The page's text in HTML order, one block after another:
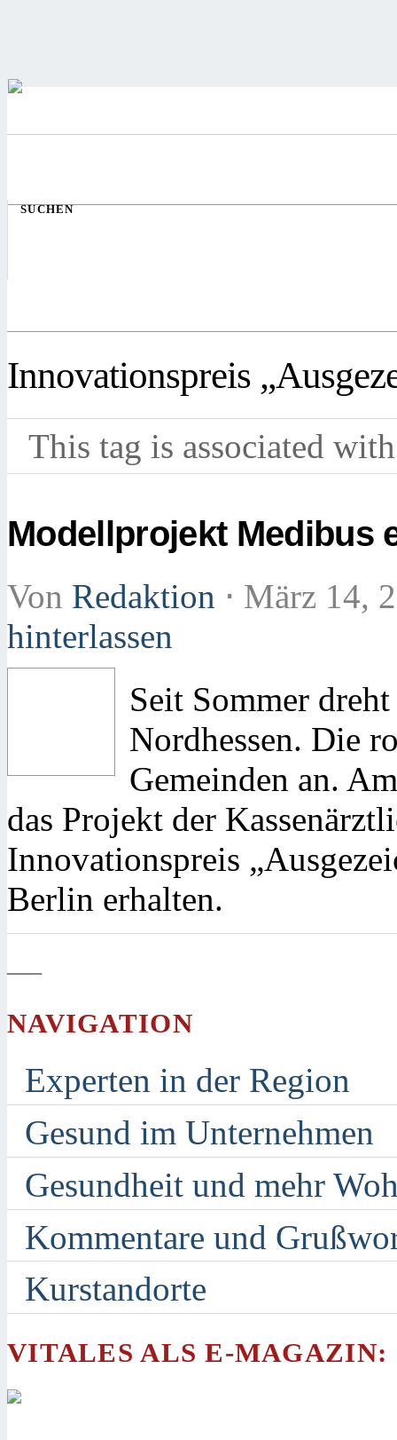
SUCHEN
Innovationspreis
This tag is associated
Modellprojekt Medibus
Von Redaktion ⋅ März 14,
hinterlassen
Seit Sommer
Nordhessen. Die
Gemeinden an.
das Projekt der
Innovationspreis
Berlin erhalten.
—
NAVIGATION
Experten in der Region
Gesund im Unternehmen
Gesundheit und mehr
Kommentare und
Kurstandorte
VITALES ALS E-MAGAZIN: